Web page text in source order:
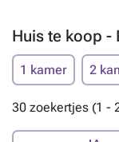
Huis te koop -
1 kamer 2
30 zoekertjes (1 -